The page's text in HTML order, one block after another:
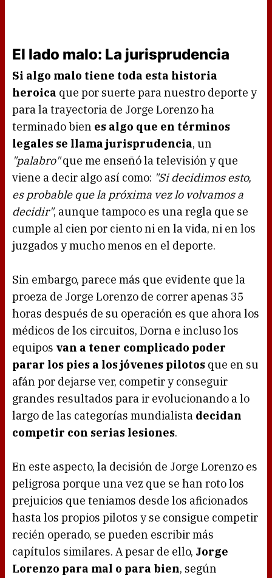
El lado malo: La jurisprudencia
Si algo malo tiene toda esta historia
heroica que por suerte para nuestro deporte y
para la trayectoria de Jorge Lorenzo ha
terminado bien es algo que en términos
legales se llama jurisprudencia, un
"palabro"que me enseñó la televisión y que
viene a decir algo así como: "Si decidimos esto,
es probable que la próxima vez lo volvamos a
decidir", aunque tampoco es una regla que se
cumple al cien por ciento ni en la vida, ni en los
juzgados y mucho menos en el deporte.
Sin embargo, parece más que evidente que la
proeza de Jorge Lorenzo de correr apenas 35
horas después de su operación es que ahora los
médicos de los circuitos, Dorna e incluso los
equipos van a tener complicado poder
parar los pies a los jóvenes pilotos que en su
afán por dejarse ver, competir y conseguir
grandes resultados para ir evolucionando a lo
largo de las categorías mundialista decidan
competir con serias lesiones.
En este aspecto, la decisión de Jorge Lorenzo es
peligrosa porque una vez que se han roto los
prejuicios que teniamos desde los aficionados
hasta los propios pilotos y se consigue competir
recién operado, se pueden escribir más
capítulos similares. A pesar de ello, Jorge
Lorenzo para mal o para bien, según